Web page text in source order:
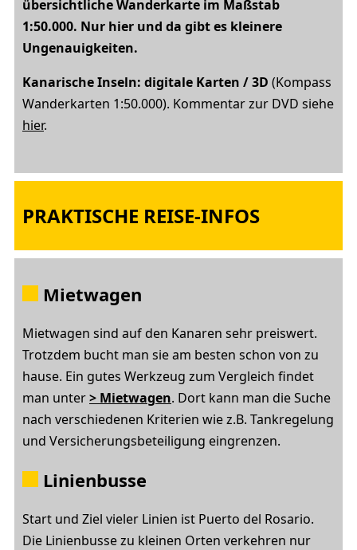
übersichtliche Wanderkarte im Maßstab
1:50.000. Nur hier und da gibt es kleinere
Ungenauigkeiten.
Kanarische Inseln: digitale Karten / 3D (Kompass
Wanderkarten 1:50.000). Kommentar zur DVD siehe
hier.
PRAKTISCHE REISE-INFOS
Mietwagen
Mietwagen sind auf den Kanaren sehr preiswert.
Trotzdem bucht man sie am besten schon von zu
hause. Ein gutes Werkzeug zum Vergleich findet
man unter> Mietwagen. Dort kann man die Suche
nach verschiedenen Kriterien wie z.B. Tankregelung
und Versicherungsbeteiligung eingrenzen.
Linienbusse
Start und Ziel vieler Linien ist Puerto del Rosario.
Die Linienbusse zu kleinen Orten verkehren nur